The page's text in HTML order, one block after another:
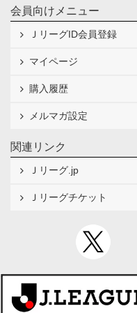
会員向けメニュー
ＪリーグID会員登録
マイページ
購入履歴
メルマガ設定
関連リンク
Ｊリーグ.jp
Ｊリーグチケット